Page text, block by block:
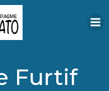
Furtif